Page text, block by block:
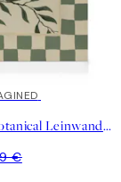
Checkered Botanical Leinwandbild
€